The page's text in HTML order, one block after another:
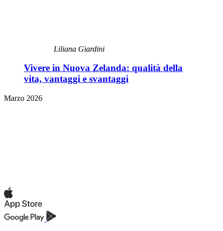
Liliana Giardini
Vivere in Nuova Zelanda: qualità della
vita, vantaggi e svantaggi
Marzo 2026